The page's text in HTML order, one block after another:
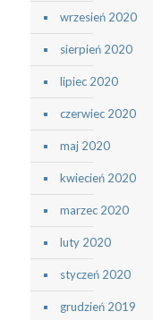
wrzesień 2020
sierpień 2020
lipiec 2020
czerwiec 2020
maj 2020
kwiecień 2020
marzec 2020
luty 2020
styczeń 2020
grudzień 2019